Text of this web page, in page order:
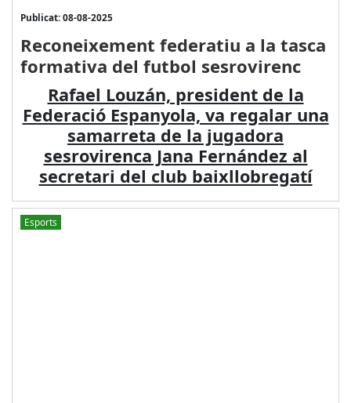
Publicat: 08-08-2025
Reconeixement federatiu a la tasca
formativa del futbol sesrovirenc
Rafael Louzán, president de la
Federació Espanyola, va regalar una
samarreta de la jugadora
sesrovirenca Jana Fernández al
secretari del club baixllobregatí
Esports